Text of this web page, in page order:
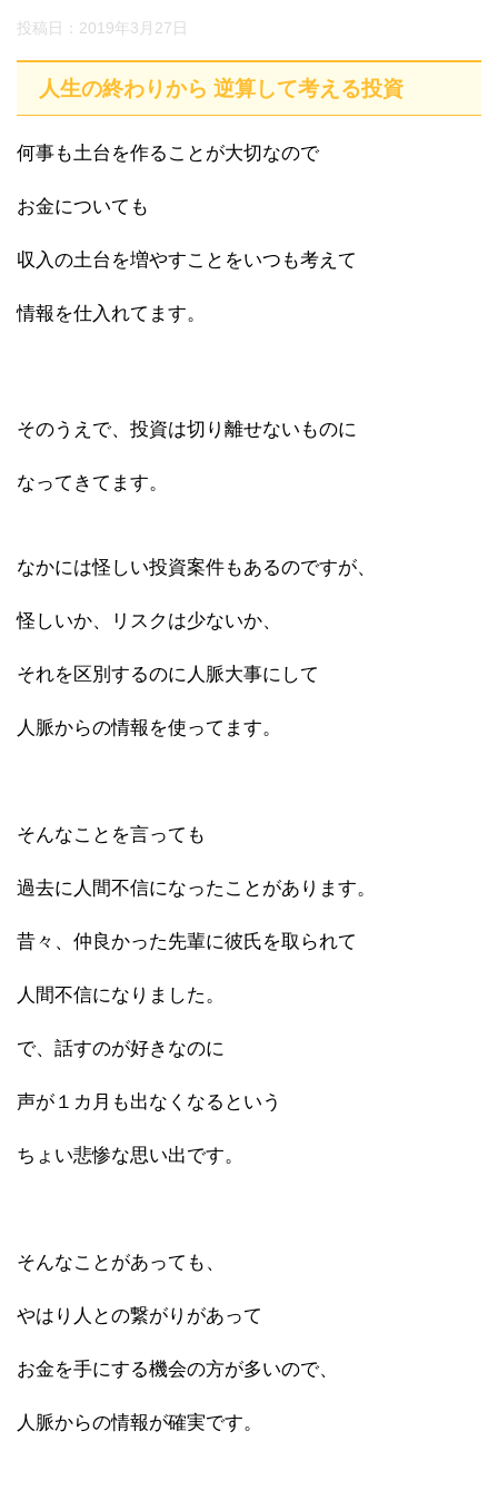
投稿日： 2019年3月27日
人生の終わりから 逆算して考える投資
何事も土台を作ることが大切なので
お金についても
収入の土台を増やすことをいつも考えて
情報を仕入れてます。
そのうえで、投資は切り離せないものに
なってきてます。
なかには怪しい投資案件もあるのですが、
怪しいか、リスクは少ないか、
それを区別するのに人脈大事にして
人脈からの情報を使ってます。
そんなことを言っても
過去に人間不信になったことがあります。
昔々、仲良かった先輩に彼氏を取られて
人間不信になりました。
で、話すのが好きなのに
声が１カ月も出なくなるという
ちょい悲惨な思い出です。
そんなことがあっても、
やはり人との繋がりがあって
お金を手にする機会の方が多いので、
人脈からの情報が確実です。